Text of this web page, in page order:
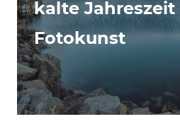
kalte Jahreszeit
Fotokunst